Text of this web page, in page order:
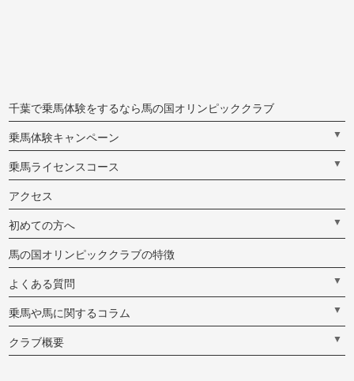
千葉で乗馬体験をするなら馬の国オリンピッククラブ
乗馬体験キャンペーン ▼
乗馬ライセンスコース ▼
アクセス
初めての方へ ▼
馬の国オリンピッククラブの特徴
よくある質問 ▼
乗馬や馬に関するコラム ▼
クラブ概要 ▼